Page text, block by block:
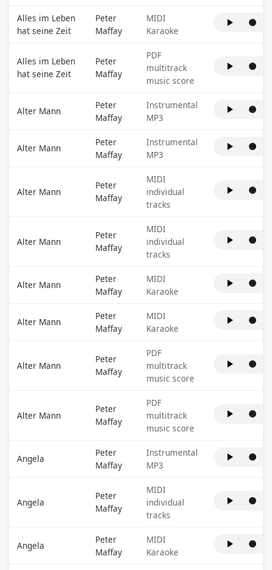
Alles im Leben
hat seine Zeit
Peter
Maffay
MIDI
Karaoke
Alles im Leben
hat seine Zeit
Peter
Maffay
PDF
multitrack
music score
Alter Mann
Peter
Maffay
Instrumental
MP3
Alter Mann
Peter
Maffay
Instrumental
MP3
Alter Mann
Peter
Maffay
MIDI
individual
tracks
Alter Mann
Peter
Maffay
MIDI
individual
tracks
Alter Mann
Peter
Maffay
MIDI
Karaoke
Alter Mann
Peter
Maffay
MIDI
Karaoke
Alter Mann
Peter
Maffay
PDF
multitrack
music score
Alter Mann
Peter
Maffay
PDF
multitrack
music score
Angela
Peter
Maffay
Instrumental
MP3
Angela
Peter
Maffay
MIDI
individual
tracks
Angela
Peter
Maffay
MIDI
Karaoke